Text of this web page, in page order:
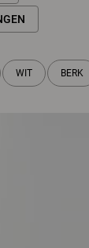
WIT BERK